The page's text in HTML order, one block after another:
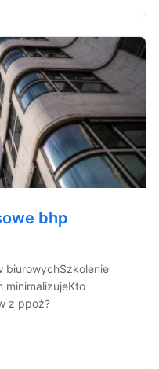
bhp
biurowychSzkolenie
minimalizujeKto
z ppoż?